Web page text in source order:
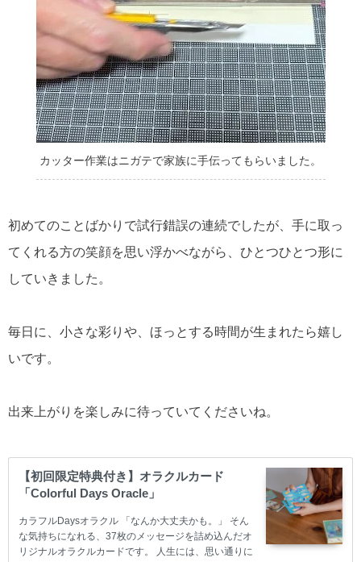
カッター作業はニガテで家族に手伝ってもらいました。
初めてのことばかりで試行錯誤の連続でしたが、手に取っ
てくれる方の笑顔を思い浮かべながら、ひとつひとつ形に
していきました。
毎日に、小さな彩りや、ほっとする時間が生まれたら嬉し
いです。
出来上がりを楽しみに待っていてくださいね。
【初回限定特典付き】オラクルカード
「Colorful Days Oracle」
カラフルDaysオラクル 「なんか大丈夫かも。」 そん
な気持ちになれる、37枚のメッセージを詰め込んだオ
リジナルオラクルカードです。 人生には、思い通りに